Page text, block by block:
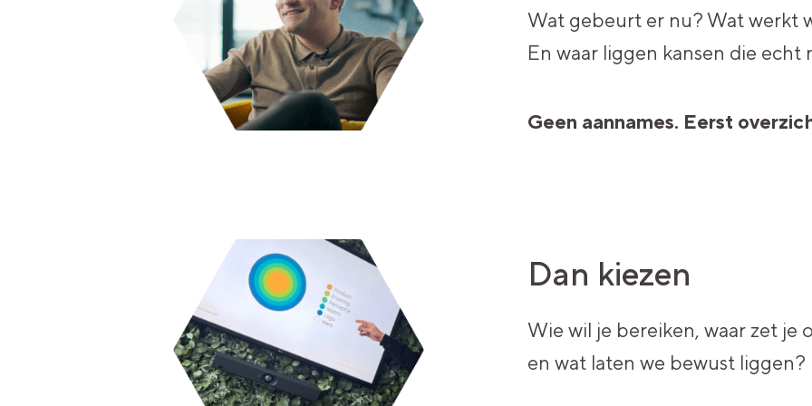
Wat gebeurt er nu? Wat werkt
En waar liggen kansen die echt
Geen aannames. Eerst
Dan kiezen
Wie wil je bereiken, waar zet je
en wat laten we bewust liggen?